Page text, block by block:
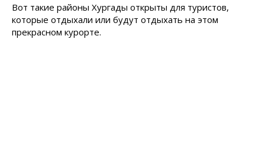
Вот такие районы Хургады открыты для туристов,
которые отдыхали или будут отдыхать на этом
прекрасном курорте.